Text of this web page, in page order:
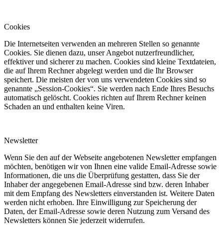
Cookies
Die Internetseiten verwenden an mehreren Stellen so genannte
Cookies. Sie dienen dazu, unser Angebot nutzerfreundlicher,
effektiver und sicherer zu machen. Cookies sind kleine Textdateien,
die auf Ihrem Rechner abgelegt werden und die Ihr Browser
speichert. Die meisten der von uns verwendeten Cookies sind so
genannte „Session-Cookies“. Sie werden nach Ende Ihres Besuchs
automatisch gelöscht. Cookies richten auf Ihrem Rechner keinen
Schaden an und enthalten keine Viren.
Newsletter
Wenn Sie den auf der Webseite angebotenen Newsletter empfangen
möchten, benötigen wir von Ihnen eine valide Email-Adresse sowie
Informationen, die uns die Überprüfung gestatten, dass Sie der
Inhaber der angegebenen Email-Adresse sind bzw. deren Inhaber
mit dem Empfang des Newsletters einverstanden ist. Weitere Daten
werden nicht erhoben. Ihre Einwilligung zur Speicherung der
Daten, der Email-Adresse sowie deren Nutzung zum Versand des
Newsletters können Sie jederzeit widerrufen.